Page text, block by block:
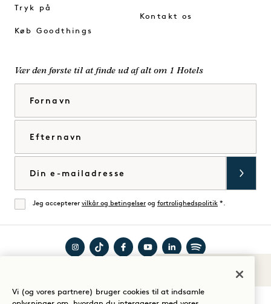
Lyde af 1
Tryk på
Køb Goodthings
Kontakt os
Vær den første til at finde ud af alt om 1 Hotels
Enig
Jeg accepterer vilkår og betingelser og fortrolighedspolitik *.
HotelsHotelsHotelsHotelsHotelsHotels
Vi (og vores partnere) bruger cookies til at indsamle